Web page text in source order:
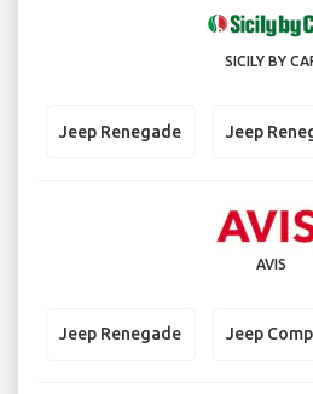
SICILY BY
Jeep Renegade Jeep
AVIS
Jeep Renegade Jeep